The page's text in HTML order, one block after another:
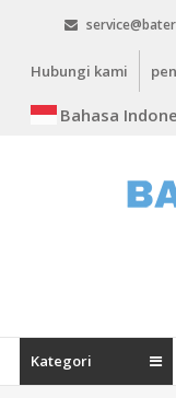
Hubungi kami
Bahasa
id.com
Kategori